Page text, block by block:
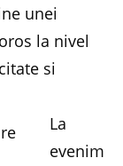
unei
la nivel
si
La
evenim